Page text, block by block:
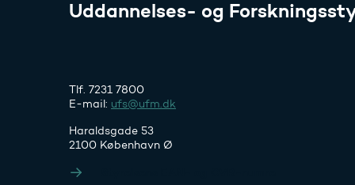
Uddannelses- og
Tlf. 7231 7800
E-mail: ufs@ufm.dk
Haraldsgade 53
2100 København Ø